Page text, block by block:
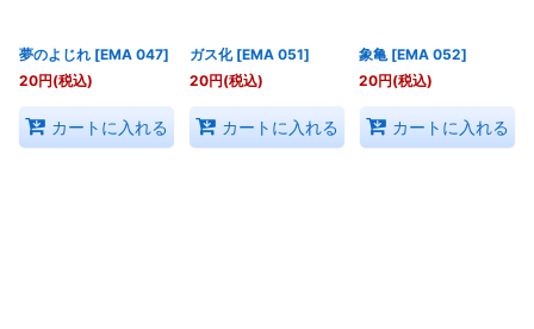
夢のよじれ [EMA 047]
20円(税込)
カートに入れる
ガス化 [EMA 051]
20円(税込)
カートに入れる
象亀 [EMA 052]
20円(税込)
カートに入れる